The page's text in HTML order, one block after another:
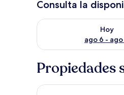
Consulta la
Hoy
ago 6 - ago
Consulta la
Propiedades
Pasescia Bed and